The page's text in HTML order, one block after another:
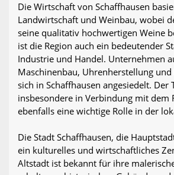
Die Wirtschaft von Schaffhausen
Landwirtschaft und Weinbau, wobei
seine qualitativ hochwertigen Weine
ist die Region auch ein bedeutender
Industrie und Handel. Unternehmen
Maschinenbau, Uhrenherstellung und
sich in Schaffhausen angesiedelt. Der
insbesondere in Verbindung mit dem
ebenfalls eine wichtige Rolle in der
Die Stadt Schaffhausen, die
ein kulturelles und wirtschaftliches
Altstadt ist bekannt für ihre